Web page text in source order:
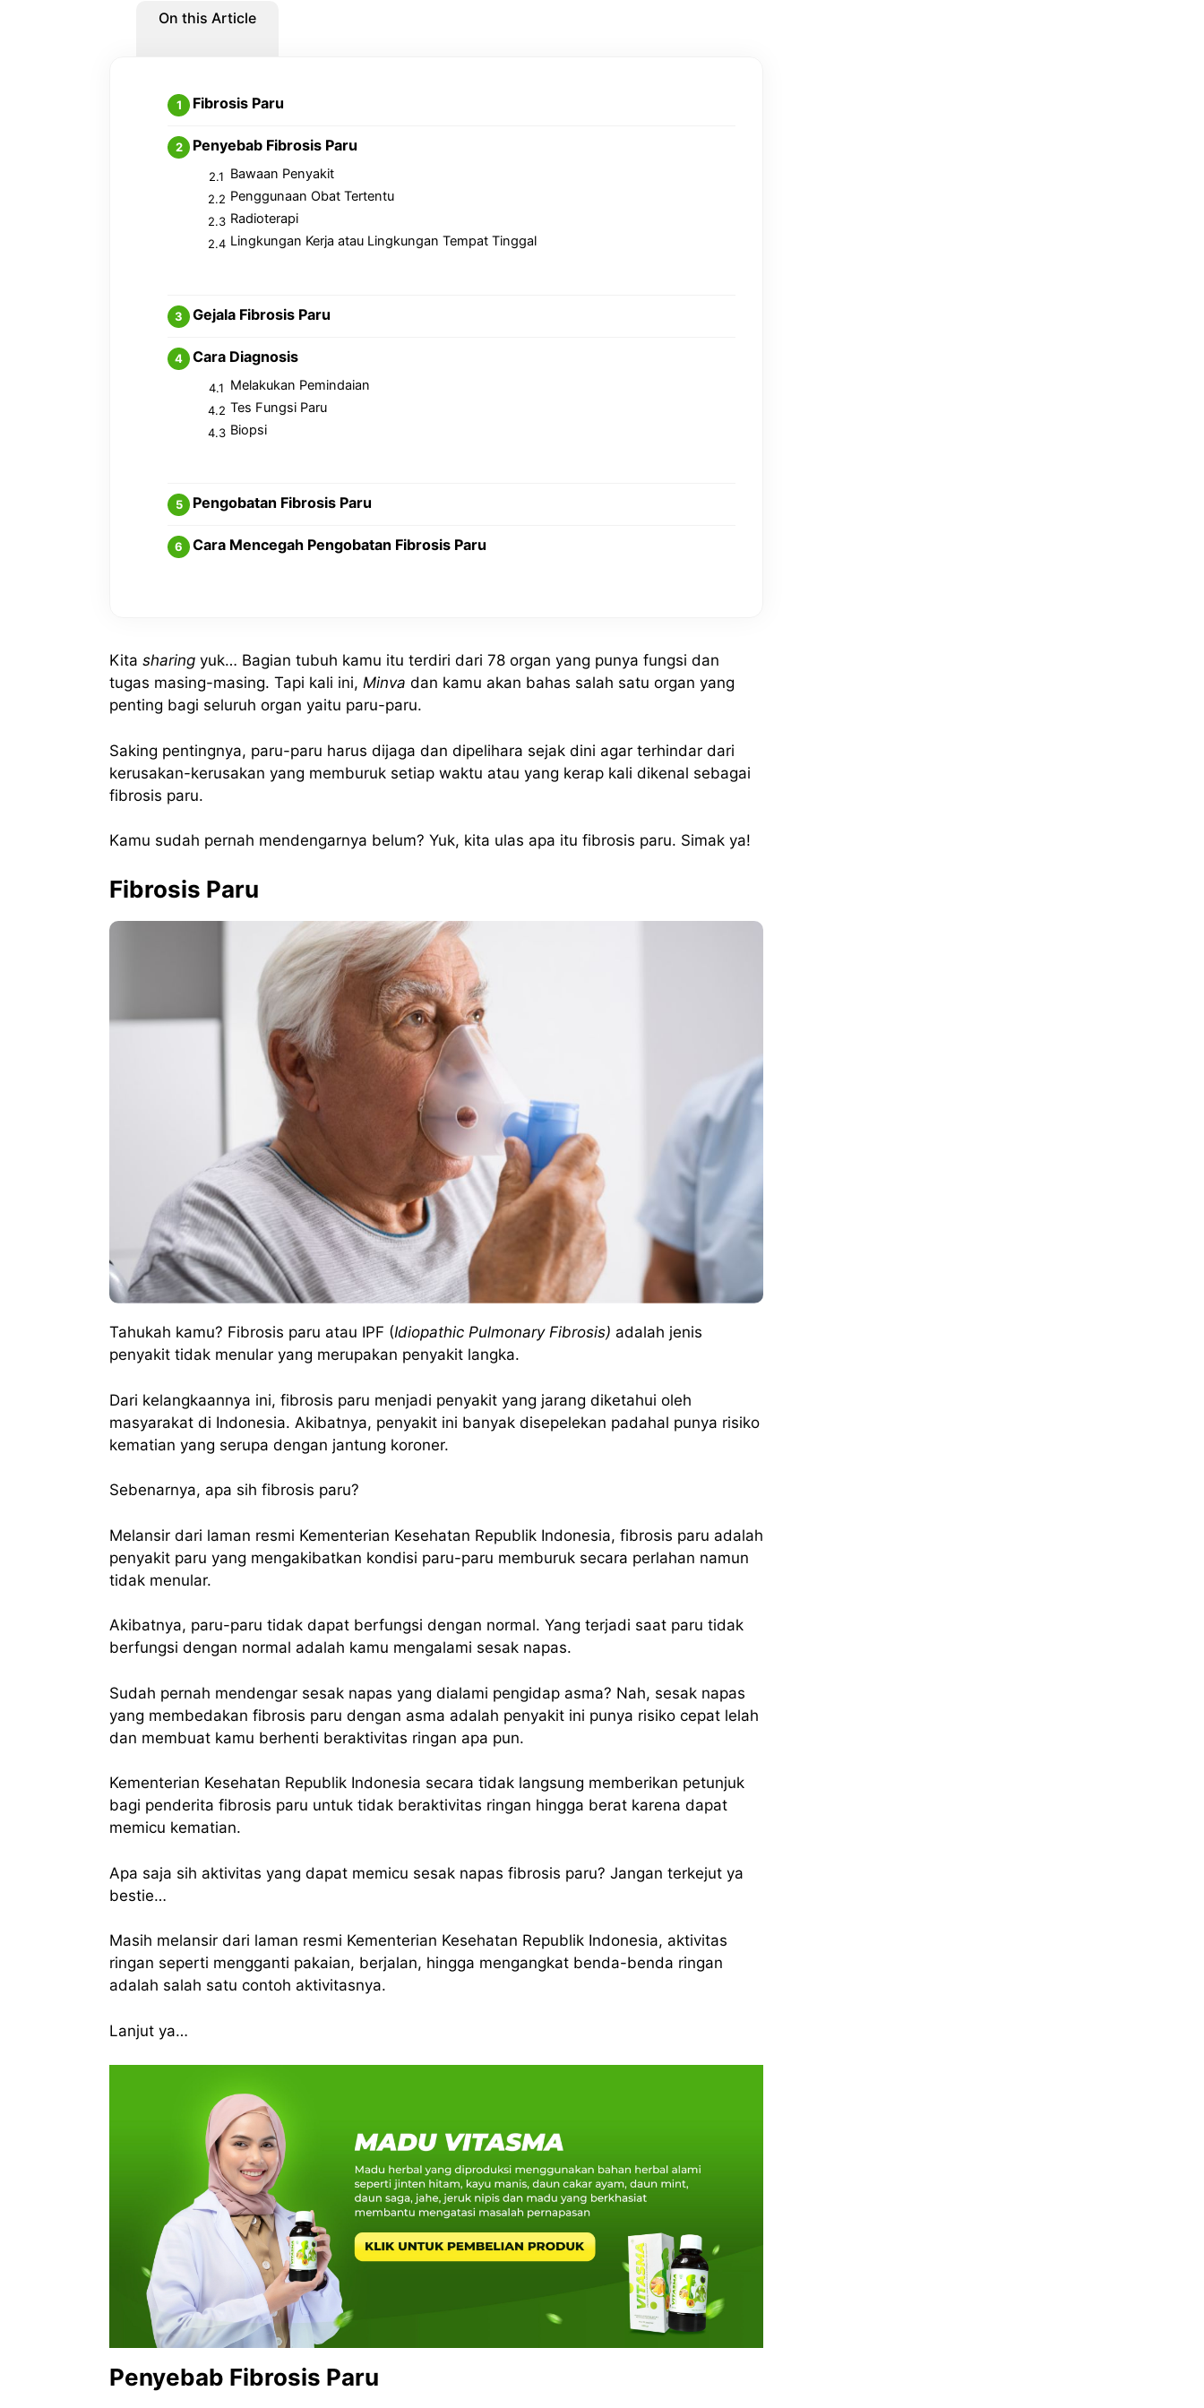
On this Article
Fibrosis Paru
Penyebab Fibrosis Paru
Bawaan Penyakit
Penggunaan Obat Tertentu
Radioterapi
Lingkungan Kerja atau Lingkungan Tempat Tinggal
Gejala Fibrosis Paru
Cara Diagnosis
Melakukan Pemindaian
Tes Fungsi Paru
Biopsi
Pengobatan Fibrosis Paru
Cara Mencegah Pengobatan Fibrosis Paru
Kita sharing yuk… Bagian tubuh kamu itu terdiri dari 78 organ yang punya fungsi dan
tugas masing-masing. Tapi kali ini, Minva dan kamu akan bahas salah satu organ yang
penting bagi seluruh organ yaitu paru-paru.
Saking pentingnya, paru-paru harus dijaga dan dipelihara sejak dini agar terhindar dari
kerusakan-kerusakan yang memburuk setiap waktu atau yang kerap kali dikenal sebagai
fibrosis paru.
Kamu sudah pernah mendengarnya belum? Yuk, kita ulas apa itu fibrosis paru. Simak ya!
Fibrosis Paru
Tahukah kamu? Fibrosis paru atau IPF (Idiopathic Pulmonary Fibrosis) adalah jenis
penyakit tidak menular yang merupakan penyakit langka.
Dari kelangkaannya ini, fibrosis paru menjadi penyakit yang jarang diketahui oleh
masyarakat di Indonesia. Akibatnya, penyakit ini banyak disepelekan padahal punya risiko
kematian yang serupa dengan jantung koroner.
Sebenarnya, apa sih fibrosis paru?
Melansir dari laman resmi Kementerian Kesehatan Republik Indonesia, fibrosis paru adalah
penyakit paru yang mengakibatkan kondisi paru-paru memburuk secara perlahan namun
tidak menular.
Akibatnya, paru-paru tidak dapat berfungsi dengan normal. Yang terjadi saat paru tidak
berfungsi dengan normal adalah kamu mengalami sesak napas.
Sudah pernah mendengar sesak napas yang dialami pengidap asma? Nah, sesak napas
yang membedakan fibrosis paru dengan asma adalah penyakit ini punya risiko cepat lelah
dan membuat kamu berhenti beraktivitas ringan apa pun.
Kementerian Kesehatan Republik Indonesia secara tidak langsung memberikan petunjuk
bagi penderita fibrosis paru untuk tidak beraktivitas ringan hingga berat karena dapat
memicu kematian.
Apa saja sih aktivitas yang dapat memicu sesak napas fibrosis paru? Jangan terkejut ya
bestie…
Masih melansir dari laman resmi Kementerian Kesehatan Republik Indonesia, aktivitas
ringan seperti mengganti pakaian, berjalan, hingga mengangkat benda-benda ringan
adalah salah satu contoh aktivitasnya.
Lanjut ya…
Penyebab Fibrosis Paru